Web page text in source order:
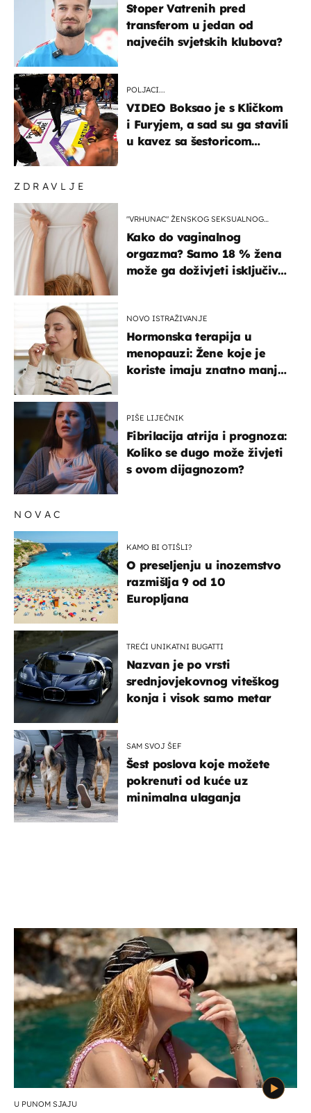
ZDRAVLJE
"VRHUNAC" ŽENSKOG SEKSUALNOG
Kako do vaginalnog
orgazma? Samo 18 % žena
može ga doživjeti isključivo
NOVO ISTRAŽIVANJE
Hormonska terapija u
menopauzi: Žene koje je
koriste imaju znatno manji
PIŠE LIJEČNIK
Fibrilacija atrija i prognoza:
Koliko se dugo može živjeti
s ovom dijagnozom?
Stoper Vatrenih pred
transferom u jedan od
najvećih svjetskih klubova?
POLJACI...
VIDEO Boksao je s Kličkom
i Furyjem, a sad su ga stavili
u kavez sa šestoricom
NOVAC
KAMO BI OTIŠLI?
O preseljenju u inozemstvo
razmišlja 9 od 10
Europljana
TREĆI UNIKATNI BUGATTI
Nazvan je po vrsti
srednjovjekovnog viteškog
konja i visok samo metar
SAM SVOJ ŠEF
Šest poslova koje možete
pokrenuti od kuće uz
minimalna ulaganja
U PUNOM SJAJU